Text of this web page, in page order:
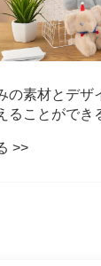
の素材とデザ
ることができ
>>